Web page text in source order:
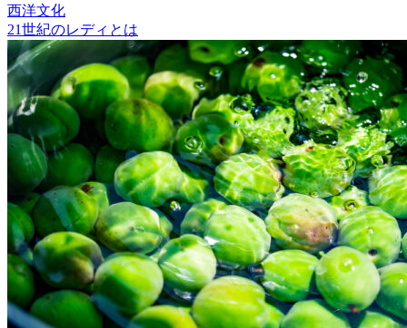
西洋文化
21世紀のレディとは